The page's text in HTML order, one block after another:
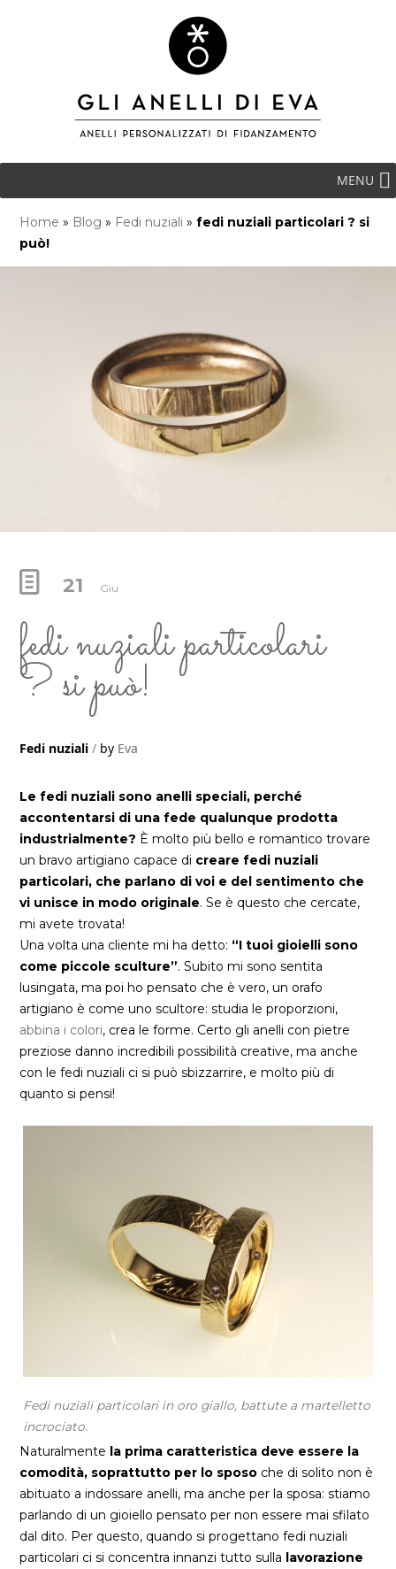
MENU
Home » Blog » Fedi nuziali »fedi nuziali particolari ? si
può!
21 Giu
fedi nuziali particolari
? si può!
Fedi nuziali by Eva
Le fedi nuziali sono anelli speciali, perché
accontentarsi di una fede qualunque prodotta
industrialmente? È molto più bello e romantico trovare
un bravo artigiano capace di creare fedi nuziali
particolari, che parlano di voi e del sentimento che
vi unisce in modo originale. Se è questo che cercate,
mi avete trovata!
Una volta una cliente mi ha detto: “I tuoi gioielli sono
come piccole sculture”. Subito mi sono sentita
lusingata, ma poi ho pensato che è vero, un orafo
artigiano è come uno scultore: studia le proporzioni,
abbina i colori, crea le forme. Certo gli anelli con pietre
preziose danno incredibili possibilità creative, ma anche
con le fedi nuziali ci si può sbizzarrire, e molto più di
quanto si pensi!
Fedi nuziali particolari in oro giallo, battute a martelletto
incrociato.
Naturalmente la prima caratteristica deve essere la
comodità, soprattutto per lo sposo che di solito non è
abituato a indossare anelli, ma anche per la sposa: stiamo
parlando di un gioiello pensato per non essere mai sfilato
dal dito. Per questo, quando si progettano fedi nuziali
particolari ci si concentra innanzi tutto sulla lavorazione